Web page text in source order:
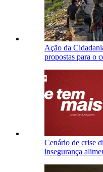
Ação da
propostas para o
Cenário de crise
insegurança